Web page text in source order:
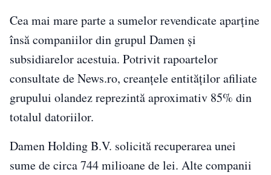
Cea mai mare parte a sumelor revendicate aparține
însă companiilor din grupul Damen și
subsidiarelor acestuia. Potrivit rapoartelor
consultate de News.ro, creanțele entităților afiliate
grupului olandez reprezintă aproximativ 85% din
totalul datoriilor.
Damen Holding B.V. solicită recuperarea unei
sume de circa 744 milioane de lei. Alte companii